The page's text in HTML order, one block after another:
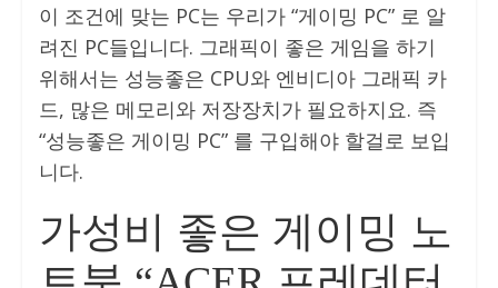
이 조건에 맞는 PC는 우리가 “게이밍 PC” 로 알
려진 PC들입니다. 그래픽이 좋은 게임을 하기
위해서는 성능좋은 CPU와 엔비디아 그래픽 카
드, 많은 메모리와 저장장치가 필요하지요. 즉
“성능좋은 게이밍 PC” 를 구입해야 할걸로 보입
니다.
가성비 좋은 게이밍 노